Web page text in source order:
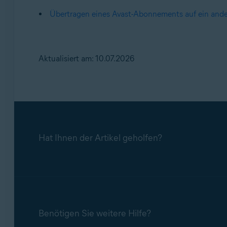
Übertragen eines Avast-Abonnements auf ein
Aktualisiert am: 10.07.2026
Hat Ihnen der Artikel geholfen?
Benötigen Sie weitere Hilfe?